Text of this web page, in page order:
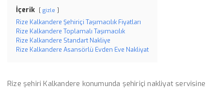
İçerik gizle
Rize Kalkandere Şehiriçi Taşımacılık Fiyatları
Rize Kalkandere Toplamalı Taşımacılık
Rize Kalkandere Standart Nakliye
Rize Kalkandere Asansörlü Evden Eve Nakliyat
Rize şehiri Kalkandere konumunda şehiriçi nakliyat servisine